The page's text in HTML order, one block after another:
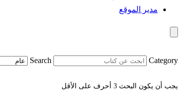
مدير الموقع
Search Category
يجب أن يكون البحث 3 أحرف على الأقل